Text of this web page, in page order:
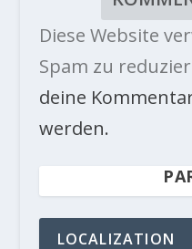
Diese Website
Spam zu
deine
werden.
LOCALIZATION